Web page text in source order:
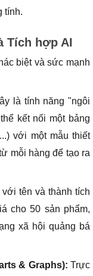
tính.
Tích hợp AI
biệt và sức mạnh
là tính năng "ngôi
kết nối một bảng
với một mẫu thiết
mỗi hàng để tạo ra
tên và thành tích
cho 50 sản phẩm,
xã hội quảng bá
& Graphs): Trực